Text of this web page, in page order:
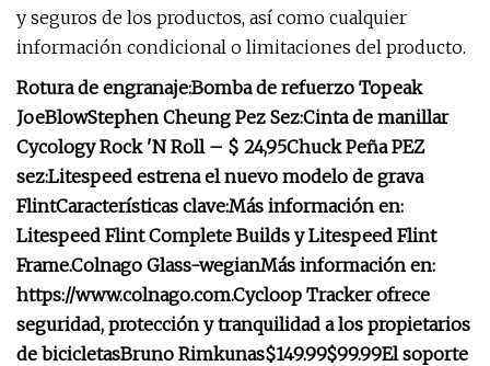
y seguros de los productos, así como cualquier
información condicional o limitaciones del producto.
Rotura de engranaje:Bomba de refuerzo Topeak
JoeBlowStephen Cheung Pez Sez:Cinta de manillar
Cycology Rock 'N Roll – $ 24,95Chuck Peña PEZ
sez:Litespeed estrena el nuevo modelo de grava
FlintCaracterísticas clave:Más información en:
Litespeed Flint Complete Builds y Litespeed Flint
Frame.Colnago Glass-wegianMás información en:
https://www.colnago.com.Cycloop Tracker ofrece
seguridad, protección y tranquilidad a los propietarios
de bicicletasBruno Rimkunas$149.99$99.99El soporte